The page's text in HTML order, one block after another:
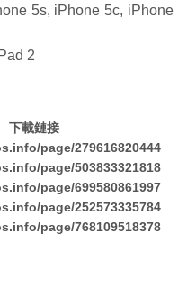
5s, iPhone 5c, iPhone
2
下載鏈接
page/279616820444
page/503833321818
page/699580861997
page/252573335784
page/768109518378